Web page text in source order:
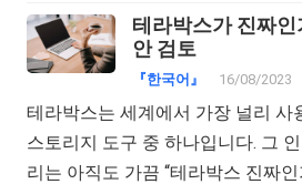
테라박스가 진짜
안 검토
『한국어』 16/08/2023
테라박스는 세계에서 가장 널리 사
스토리지 도구 중 하나입니다. 그
리는 아직도 가끔 “테라박스 진짜